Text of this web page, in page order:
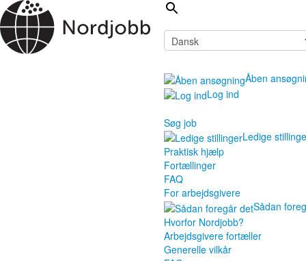
Åben
Log ind
Søg job
Ledige
Praktisk hjælp
Fortællinger
FAQ
For arbejdsgivere
Sådan
Hvorfor Nordjobb?
Arbejdsgivere fortæller
Generelle vilkår